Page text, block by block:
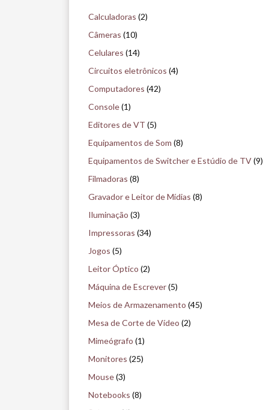
Calculadoras (2)
Câmeras (10)
Celulares (14)
Circuitos eletrônicos (4)
Computadores (42)
Console(1)
Editores de VT (5)
Equipamentos de Som (8)
Equipamentos de Switcher e Estúdio de TV(9)
Filmadoras (8)
Gravador e Leitor de Mídias (8)
Iluminação (3)
Impressoras (34)
Jogos (5)
Leitor Óptico (2)
Máquina de Escrever(5)
Meios de Armazenamento (45)
Mesa de Corte de Vídeo (2)
Mimeógrafo (1)
Monitores (25)
Mouse(3)
Notebooks (8)